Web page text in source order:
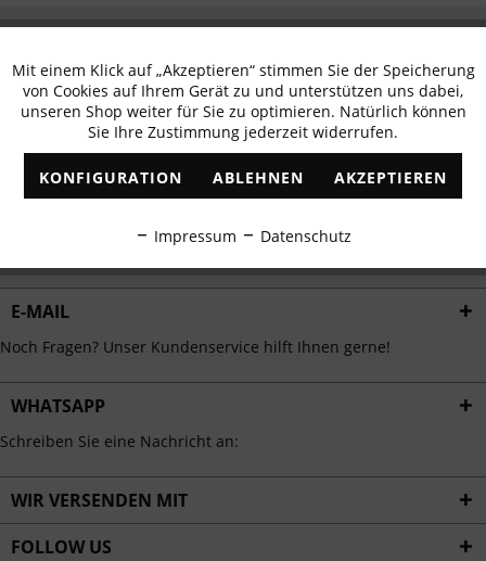
erhalten
✓ Exklusive Angebote ✓ Die aktuellsten Trends
E-MAIL
Noch Fragen? Unser Kundenservice hilft Ihnen gerne!
WHATSAPP
Schreiben Sie eine Nachricht an:
WIR VERSENDEN MIT
FOLLOW US
Funktionale Aktiv
Marketing Inaktiv
Tracking Inaktiv
Personalisierung Inaktiv
Service
Mit einem Klick auf „Akzeptieren“ stimmen Sie der Speicherung
von Cookies auf Ihrem Gerät zu und unterstützen uns dabei,
unseren Shop weiter für Sie zu optimieren. Natürlich können
Sie Ihre Zustimmung jederzeit widerrufen.
KONFIGURATION ABLEHNEN AKZEPTIEREN
Impressum Datenschutz